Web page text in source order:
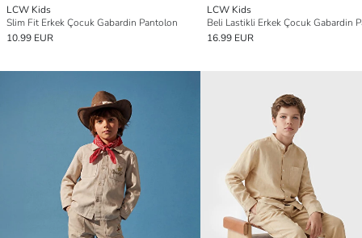
LCW Kids
Slim Fit Erkek Çocuk Gabardin Pantolon
10.99 EUR
LCW Kids
Beli Lastikli Erkek Çocuk Gabardin
16.99 EUR